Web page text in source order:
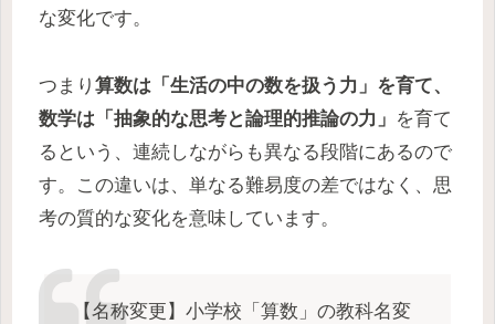
な変化です。
つまり 算数は「生活の中の数を扱う力」を育て、
数学は「抽象的な思考と論理的推論の力」 を育て
るという、連続しながらも異なる段階にあるので
す。この違いは、単なる難易度の差ではなく、思
考の質的な変化を意味しています。
【名称変更】小学校「算数」の教科名変